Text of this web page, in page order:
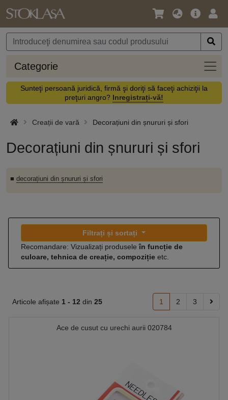
Limbă
Monedă
Meniul
Categorie
Sunteţi persoană juridică, firmă şi doriţi să faceţi achiziţii la
preţuri angro? Inregistrați-vă!
Creații de vară Decorațiuni din șnururi și sfori
Decorațiuni din șnururi și sfori
■ decorațiuni din șnururi și sfori
Filtrați și sortați
Recomandare: Vizualizați produseleîn funcție de
culoare, tehnica de creație, compoziție etc.
Articole afișate 1 - 12 din 25 1 2 3
Ace de cusut cu urechi aurii 020784